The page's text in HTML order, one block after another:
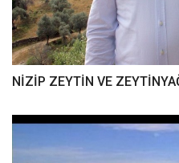
NİZİP ZEYTİN VE